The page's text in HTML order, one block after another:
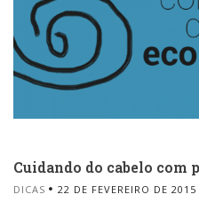
Cuidando do cabelo com
DICAS 22 DE FEVEREIRO DE 2015